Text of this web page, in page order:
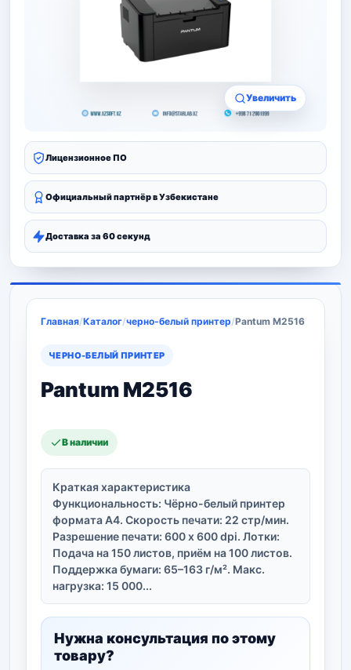
Увеличить
Лицензионное ПО
Официальный партнёр в Узбекистане
Доставка за 60 секунд
Главная/Каталог/черно-белый принтер/Pantum M2516
ЧЕРНО-БЕЛЫЙ ПРИНТЕР
Pantum M2516
В наличии
Краткая характеристика
Функциональность: Чёрно-белый принтер
формата A4. Скорость печати: 22 стр/мин.
Разрешение печати: 600 x 600 dpi. Лотки:
Подача на 150 листов, приём на 100 листов.
Поддержка бумаги: 65–163 г/м². Макс.
нагрузка: 15 000...
Нужна консультация по этому
товару?